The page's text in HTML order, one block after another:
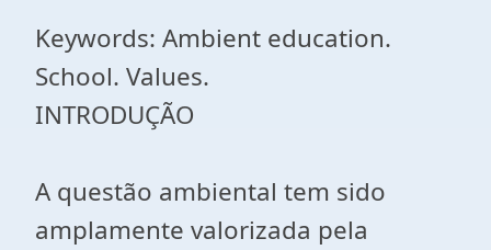
Keywords: Ambient education.
School. Values.
INTRODUÇÃO
A questão ambiental tem sido
amplamente valorizada pela